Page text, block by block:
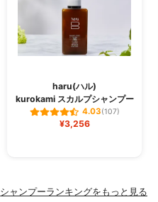
haru(ハル)
kurokami スカルプシャンプー
4.03(107)
¥3,256
シャンプーランキングをもっと見る